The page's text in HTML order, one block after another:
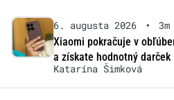
6. augusta 2026 •
3m
Xiaomi pokračuje v
a získate hodnotný darček
Katarína Šimková